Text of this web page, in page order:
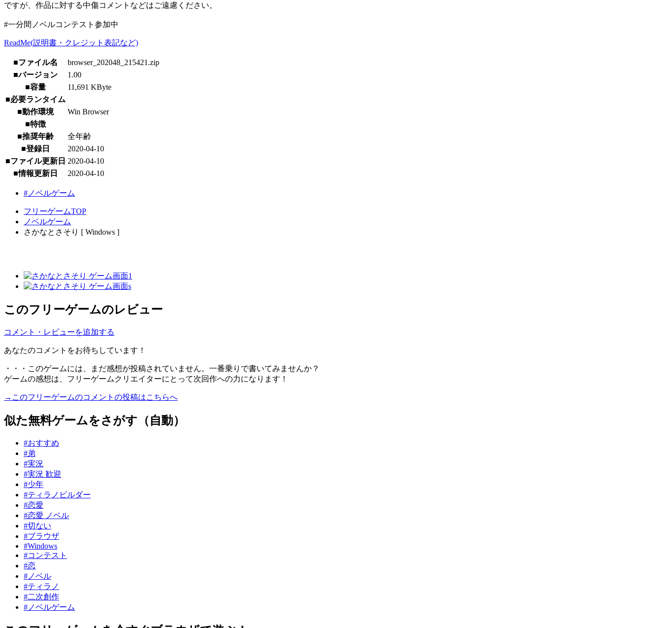
ですが、作品に対する中傷コメントなどはご遠慮ください。
#一分間ノベルコンテスト参加中
ReadMe(説明書・クレジット表記など)
■ファイル名
browser_202048_215421.zip
■バージョン
1.00
■容量
11,691 KByte
■必要ランタイム
■動作環境
Win Browser
■特徴
■推奨年齢
全年齢
■登録日
2020-04-10
■ファイル更新日 2020-04-10
■情報更新日
2020-04-10
#ノベルゲーム
フリーゲームTOP
ノベルゲーム
さかなとさそり [ Windows ]
このフリーゲームのレビュー
コメント・レビューを追加する
あなたのコメントをお待ちしています！
・・・このゲームには、まだ感想が投稿されていません。一番乗りで書いてみませんか？
ゲームの感想は、フリーゲームクリエイターにとって次回作への力になります！
→このフリーゲームのコメントの投稿はこちらへ
似た無料ゲームをさがす（自動）
#おすすめ
#弟
#実況
#実況 歓迎
#少年
#ティラノビルダー
#恋愛
#恋愛 ノベル
#切ない
#ブラウザ
#Windows
#コンテスト
#恋
#ノベル
#ティラノ
#二次創作
#ノベルゲーム